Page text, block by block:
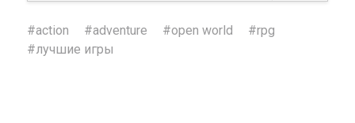
#action #adventure #open world #rpg
#лучшие игры